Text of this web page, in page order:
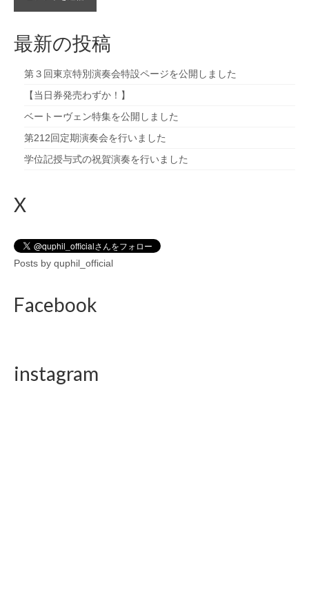
最新の投稿
第３回東京特別演奏会特設ページを公開しました
【当日券発売わずか！】
ベートーヴェン特集を公開しました
第212回定期演奏会を行いました
学位記授与式の祝賀演奏を行いました
X
Posts by quphil_official
Facebook
instagram